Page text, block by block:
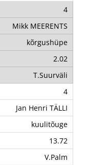
4
Mikk MEERENTS
kõrgushüpe
2.02
T.Suurväli
4
Jan Henri TÄLLI
kuulitõuge
13.72
V.Palm